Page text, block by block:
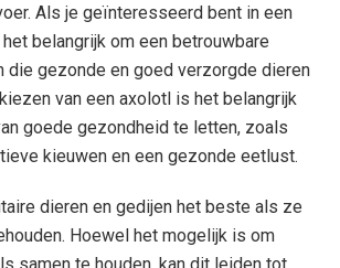
Als je geïnteresseerd bent in een
belangrijk om een betrouwbare
die gezonde en goed verzorgde dieren
van een axolotl is het belangrijk
goede gezondheid te letten, zoals
kieuwen en een gezonde eetlust.
dieren en gedijen het beste als ze
Hoewel het mogelijk is om